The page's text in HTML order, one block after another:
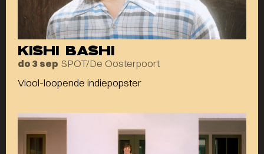
KISHI BASHI
do 3 sep SPOT/De Oosterpoort
Viool-loopende indiepopster